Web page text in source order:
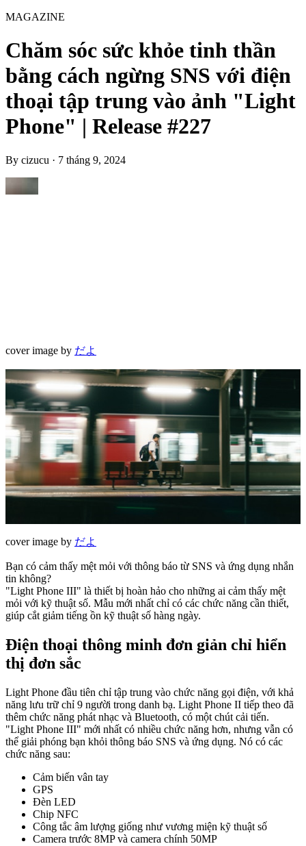
MAGAZINE
Chăm sóc sức khỏe tinh thần
bằng cách ngừng SNS với điện
thoại tập trung vào ảnh "Light
Phone" | Release #227
By cizucu · 7 tháng 9, 2024
cover image by だよ
cover image by だよ
Bạn có cảm thấy mệt mỏi với thông báo từ SNS và ứng dụng nhắn
tin không?
"Light Phone III" là thiết bị hoàn hảo cho những ai cảm thấy mệt
mỏi với kỹ thuật số. Mẫu mới nhất chỉ có các chức năng cần thiết,
giúp cắt giảm tiếng ồn kỹ thuật số hàng ngày.
Điện thoại thông minh đơn giản chỉ hiển
thị đơn sắc
Light Phone đầu tiên chỉ tập trung vào chức năng gọi điện, với khả
năng lưu trữ chỉ 9 người trong danh bạ. Light Phone II tiếp theo đã
thêm chức năng phát nhạc và Bluetooth, có một chút cải tiến.
"Light Phone III" mới nhất có nhiều chức năng hơn, nhưng vẫn có
thể giải phóng bạn khỏi thông báo SNS và ứng dụng. Nó có các
chức năng sau:
Cảm biến vân tay
GPS
Đèn LED
Chip NFC
Công tắc âm lượng giống như vương miện kỹ thuật số
Camera trước 8MP và camera chính 50MP